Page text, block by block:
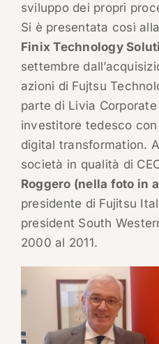
sviluppo dei propri
Si è presentata così
Finix Technology
settembre
azioni di Fujtsu
parte di Livia
investitore tedesco
digital transformation.
società in qualità di
Roggero (nella foto in
presidente di Fujitsu
president South
2000 al 2011.